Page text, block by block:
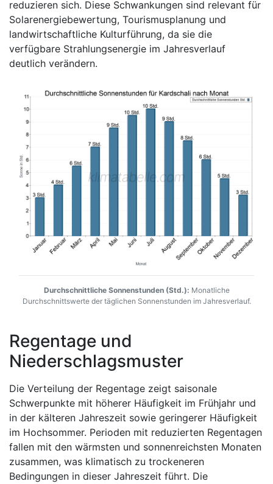
reduzieren sich. Diese Schwankungen sind relevant für
Solarenergiebewertung, Tourismusplanung und
landwirtschaftliche Kulturführung, da sie die
verfügbare Strahlungsenergie im Jahresverlauf
deutlich verändern.
Durchschnittliche Sonnenstunden (Std.): Monatliche
Durchschnittswerte der täglichen Sonnenstunden im Jahresverlauf.
Regentage und
Niederschlagsmuster
Die Verteilung der Regentage zeigt saisonale
Schwerpunkte mit höherer Häufigkeit im Frühjahr und
in der kälteren Jahreszeit sowie geringerer Häufigkeit
im Hochsommer. Perioden mit reduzierten Regentagen
fallen mit den wärmsten und sonnenreichsten Monaten
zusammen, was klimatisch zu trockeneren
Bedingungen in dieser Jahreszeit führt. Die